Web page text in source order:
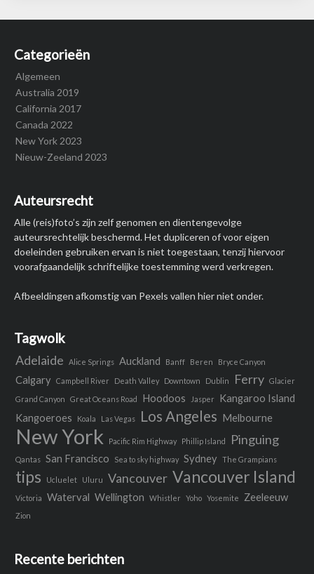
Categorieën
Algemeen
Australia 2019
California 2017
Canada 2022
New York 2023
Nieuw-Zeeland 2023
Auteursrecht
Alle (reis)foto’s zijn zelf genomen en dientengevolge
auteursrechtelijk beschermd. Het dupliceren of voor eigen
doeleinden gebruiken ervan is niet toegestaan, tenzij hiervoor
voorafgaandelijk schriftelijke toestemming werd verkregen.
Afbeeldingen afkomstig van Pexels vallen hier niet onder.
Tagwolk
Adelaide Alice Springs Auckland Banff Beren Bryce Canyon
Calgary Campbell River Death Valley Downtown Dublin Ferry Glacier
Grand Canyon
Great Oceans Road Hoodoos Jasper
Kangaroo Island
Kangoeroes
Koala Las Vegas Los Angeles Melbourne
New York Pacific Rim Highway Phillip Island Pinguing
Qantas San Francisco Sea to sky highway Sydney The Grampians
tips Ucluelet Uluru Vancouver Vancouver Island
Victoria Waterval Wellington Whistler Yoho Yosemite Zeeleeuw
Zion
Recente berichten